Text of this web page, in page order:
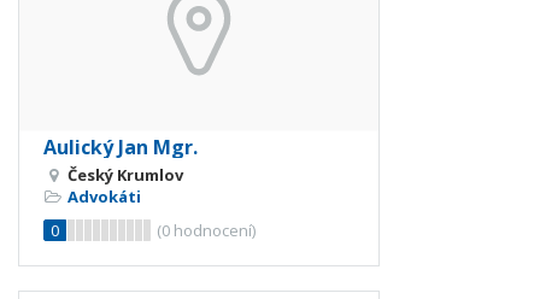
Aulický Jan Mgr.
Český Krumlov
Advokáti
0
(0 hodnocení)